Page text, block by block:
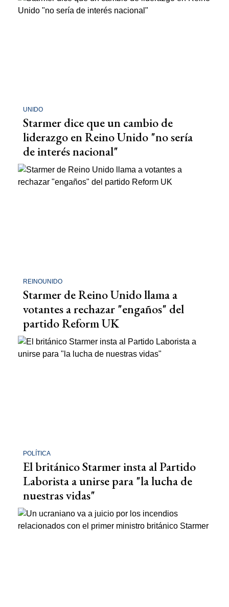
UNIDO
Starmer dice que un cambio de
liderazgo en Reino Unido "no sería
de interés nacional"
REINOUNIDO
Starmer de Reino Unido llama a
votantes a rechazar "engaños" del
partido Reform UK
POLÍTICA
El británico Starmer insta al Partido
Laborista a unirse para "la lucha de
nuestras vidas"